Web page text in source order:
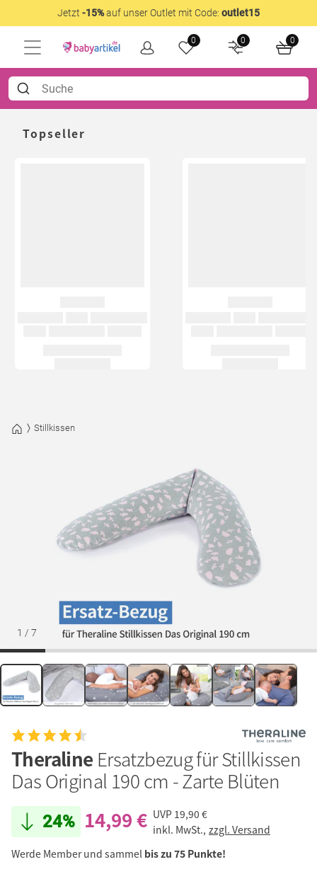
Jetzt -15%auf unser Outlet mit Code: outlet15
0 0 0
Topseller
Stillkissen
1 / 7
Theraline Ersatzbezug für Stillkissen
Das Original 190 cm - Zarte Blüten
24% 14,99 € UVP 19,90 €
inkl. MwSt., zzgl. Versand
Werde Member und sammel bis zu 75 Punkte!